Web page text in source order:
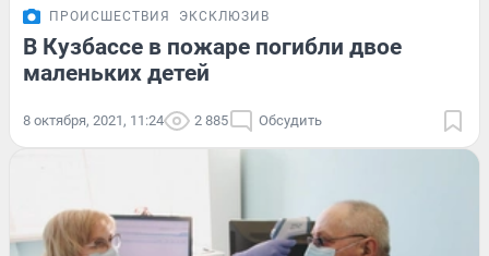
ПРОИСШЕСТВИЯ ЭКСКЛЮЗИВ
В Кузбассе в пожаре погибли двое
маленьких детей
8 октября, 2021, 11:24 2 885 Обсудить